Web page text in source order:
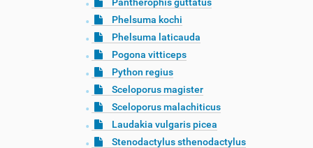
Phelsuma kochi
Phelsuma laticauda
Pogona vitticeps
Python regius
Sceloporus magister
Sceloporus malachiticus
Laudakia vulgaris picea
Stenodactylus sthenodactylus